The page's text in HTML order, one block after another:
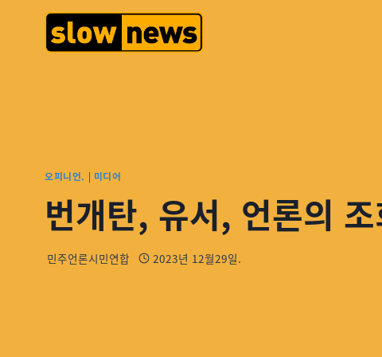
오피니언. | 미디어
번개탄, 유서, 언론의
민주언론시민연합 2023년 12월29일.